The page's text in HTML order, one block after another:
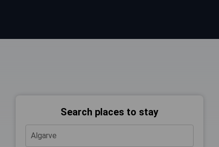
Search places to stay